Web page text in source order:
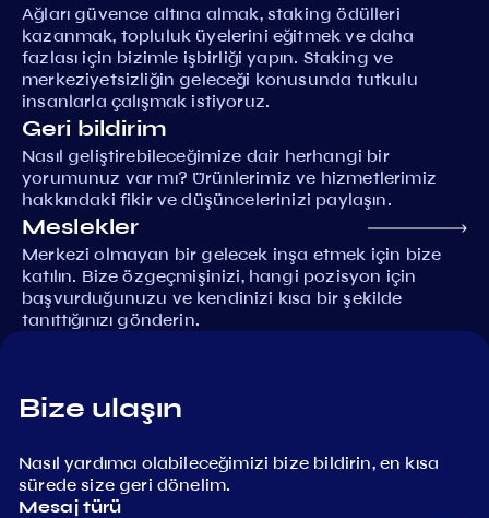
Ağları güvence altına almak, staking ödülleri
kazanmak, topluluk üyelerini eğitmek ve daha
fazlası için bizimle işbirliği yapın. Staking ve
merkeziyetsizliğin geleceği konusunda tutkulu
insanlarla çalışmak istiyoruz.
Geri bildirim
Nasıl geliştirebileceğimize dair herhangi bir
yorumunuz var mı? Ürünlerimiz ve hizmetlerimiz
hakkındaki fikir ve düşüncelerinizi paylaşın.
Meslekler
Merkezi olmayan bir gelecek inşa etmek için bize
katılın. Bize özgeçmişinizi, hangi pozisyon için
başvurduğunuzu ve kendinizi kısa bir şekilde
tanıttığınızı gönderin.
Bize ulaşın
Nasıl yardımcı olabileceğimizi bize bildirin, en kısa
sürede size geri dönelim.
Mesaj türü